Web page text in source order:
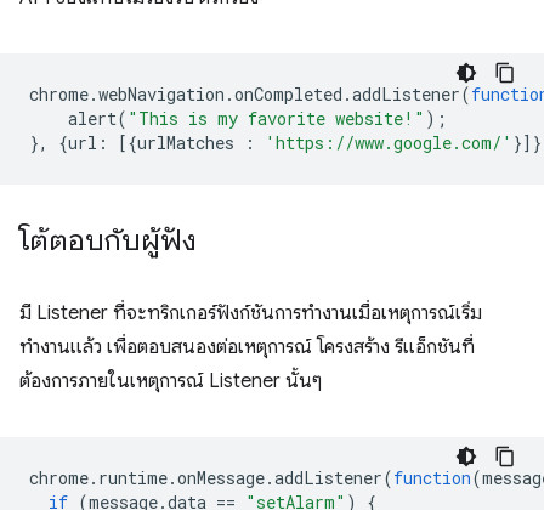
chrome.webNavigation .onCompleted .addListener(
alert( "This is my favorite website!" );
},
{url : [{urlMatches : 'https://www.google.com/'
โต้ตอบกับผู้ฟัง
มี Listener ที่จะทริกเกอร์ฟังก์ชันการทำงานเมื่อเหตุการณ์เริ่ม
ทำงานแล้ว เพื่อตอบสนองต่อเหตุการณ์ โครงสร้าง รีแอ็กชันที่
ต้องการภายในเหตุการณ์ Listener นั้นๆ
chrome. runtime.onMessage.addListener(function(
if (message.data == "setAlarm" ) {